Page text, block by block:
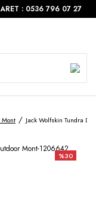
: 0536 796 07 27
Mont Jack Wolfskin Tundra
%30